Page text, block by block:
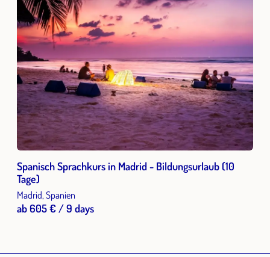
Spanisch Sprachkurs in Madrid - Bildungsurlaub (10
Tage)
Madrid, Spanien
ab 605 € / 9 days